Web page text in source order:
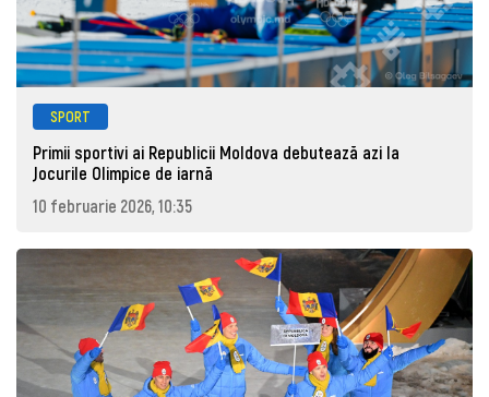
SPORT
Primii sportivi ai Republicii Moldova debutează azi la
Jocurile Olimpice de iarnă
10 februarie 2026, 10:35